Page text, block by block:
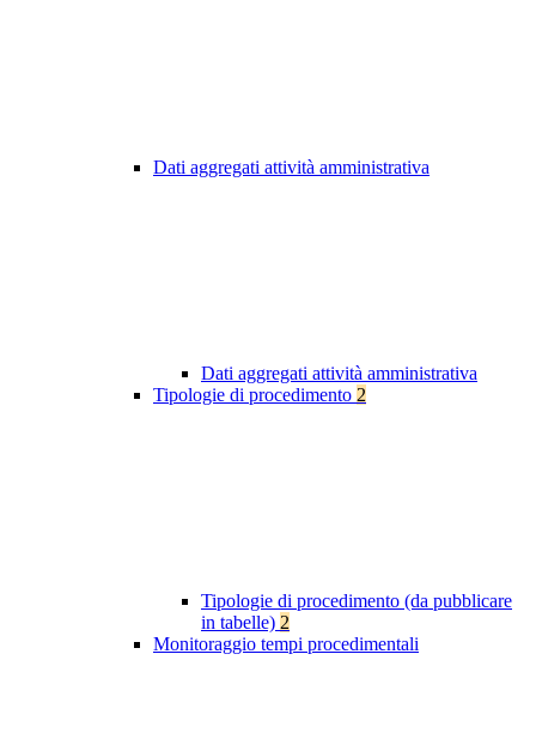
Dati aggregati attività amministrativa
Dati aggregati attività amministrativa
Tipologie di procedimento 2
Tipologie di procedimento (da pubblicare
in tabelle) 2
Monitoraggio tempi procedimentali